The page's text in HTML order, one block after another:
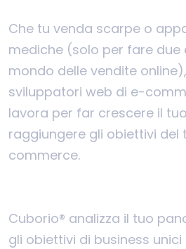
Che tu venda scarpe o
mediche (solo per fare due
mondo delle vendite
sviluppatori web di e-
lavora per far crescere il
raggiungere gli obiettivi del
commerce.
Cuborio® analizza il tuo
gli obiettivi di business